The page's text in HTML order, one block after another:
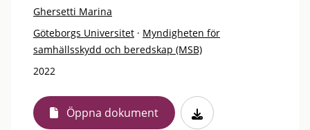
Ghersetti Marina
Göteborgs Universitet · Myndigheten för
samhällsskydd och beredskap (MSB)
2022
Öppna dokument